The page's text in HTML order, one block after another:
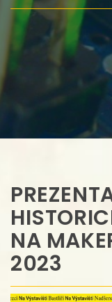
NA
2023